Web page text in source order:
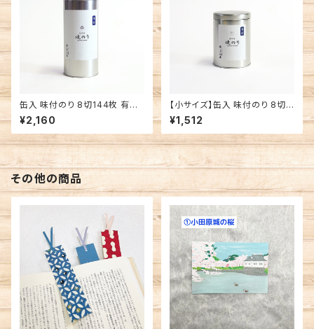
缶入 味付のり 8切144枚 有明
海産 味付海苔
¥2,160
【小サイズ】缶入 味付のり 8切6
4枚 有明海産 焼海苔
¥1,512
その他の商品